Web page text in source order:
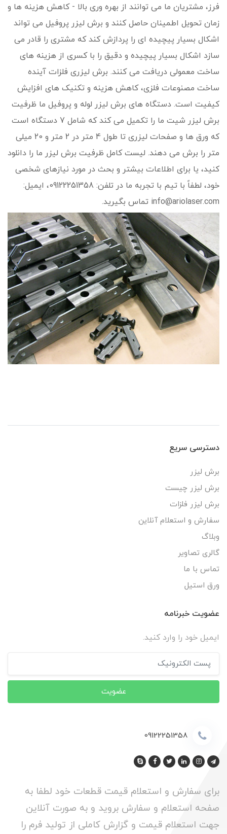
فرز، مشتریان ما می توانند از بهره وری بالا - کاهش هزینه ها و
زمان تحویل اطمینان حاصل کنند و برش لیزر پروفیل می تواند
اشکال بسیار پیچیده ای را پردازش کند که مشتری را قادر می
سازد اشکال بسیار پیچیده و دقیق را با کسری از هزینه های
ساخت معمولی دریافت می کنند. برش لیزری فلزات آینده
ساخت مصنوعات فلزی، کاهش هزینه و تکنیک های افزایش
کیفیت است. دستگاه های برش لیزر لوله و پروفیل ما ظرفیت
برش لیزر شیت ما را تکمیل می کند که شامل 7 دستگاه است
که ورق ها و صفحات لیزری تا طول 4 متر در 2 متر و 20 میلی
متر را برش می دهند. لیست کامل ظرفیت برش لیزر ما را دانلود
کنید، یا برای اطلاعات بیشتر و بحث در مورد نیازهای شخصی
خود، لطفاً با تیم با تجربه ما در تلفن: 09122251358، ایمیل:
info@ariolaser.com تماس بگیرید.
دسترسی سریع
برش لیزر
برش لیزر چیست
برش لیزر فلزات
سفارش و استعلام آنلاین
وبلاگ
گالری تصاویر
تماس با ما
ورق استیل
عضویت خبرنامه
ایمیل خود را وارد کنید.
عضویت
09122251358
برای سفارش و استعلام قیمت قطعات خود لطفا به
صفحه استعلام و سفارش بروید و به صورت آنلاین
جهت استعلام قیمت و گزارش کاملی از تولید فرم را